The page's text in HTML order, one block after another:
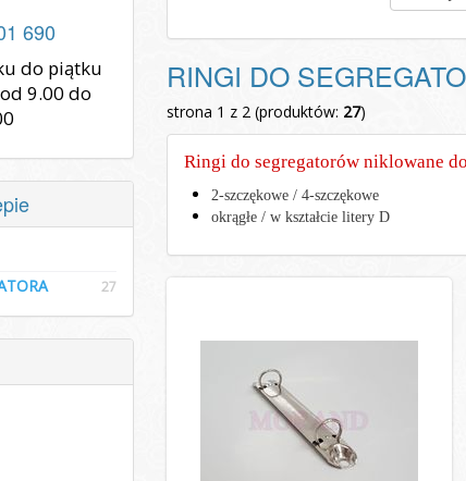
690
do piątku
9.00 do
27
RINGI DO
strona 1 z 2 (produktów: 27)
Ringi do segregatorów niklowane
2-szczękowe / 4-szczękowe
okrągłe / w kształcie litery D